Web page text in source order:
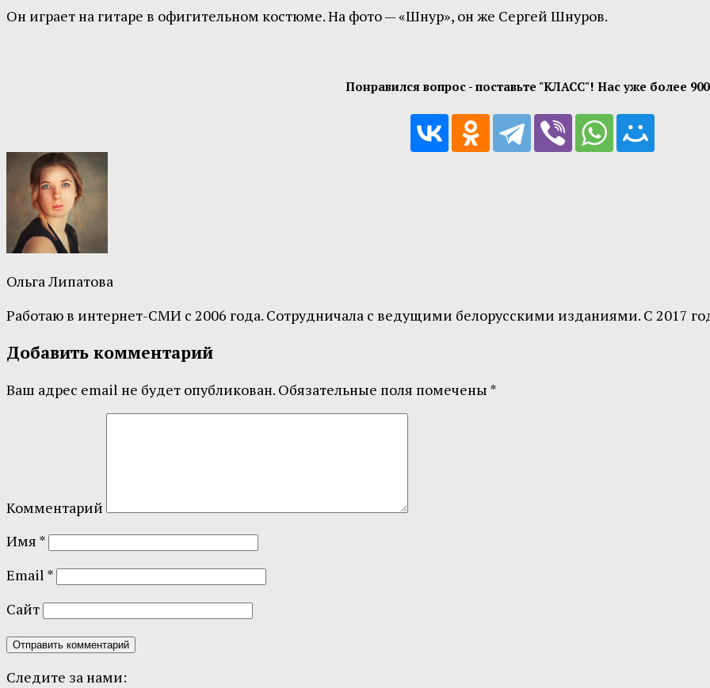
Он играет на гитаре в офигительном костюме. На фото — «Шнур», он же Сергей Шнуров.
Понравился вопрос - поставьте "КЛАСС"! Нас уже более
Ольга Липатова
Работаю в интернет-СМИ с 2006 года. Сотрудничала с ведущими белорусскими изданиями. С 2017
Добавить комментарий
Ваш адрес email не будет опубликован. Обязательные поля помечены *
Комментарий
Имя *
Email *
Сайт
Следите за нами: